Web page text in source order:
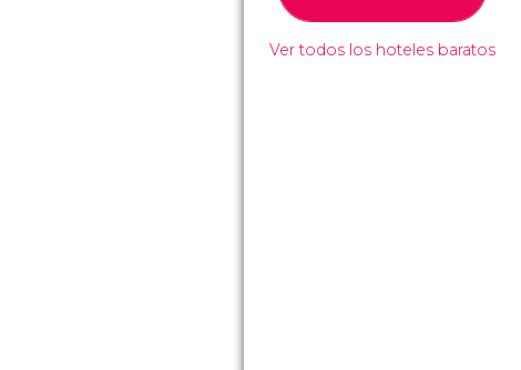
Ver todos los hoteles baratos